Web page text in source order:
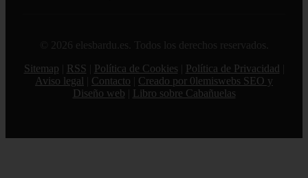
© 2026 elesbardu.es. Todos los derechos reservados.
Sitemap
RSS Política de Cookies Política de Privacidad
Aviso legal
Contacto
Creado por 0lemiswebs SEO y
Diseño web
Libro sobre Cabañuelas